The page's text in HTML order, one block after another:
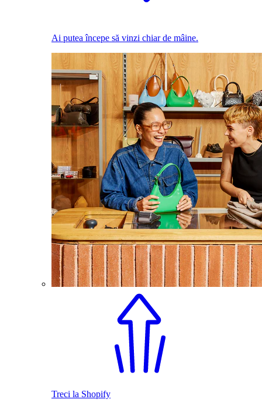
Ai putea începe să vinzi chiar de mâine.
Treci la Shopify